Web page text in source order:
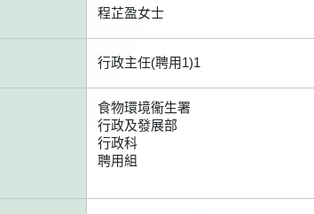
程芷盈女士
行政主任(聘用1)1
食物環境衞生署
行政及發展部
行政科
聘用組